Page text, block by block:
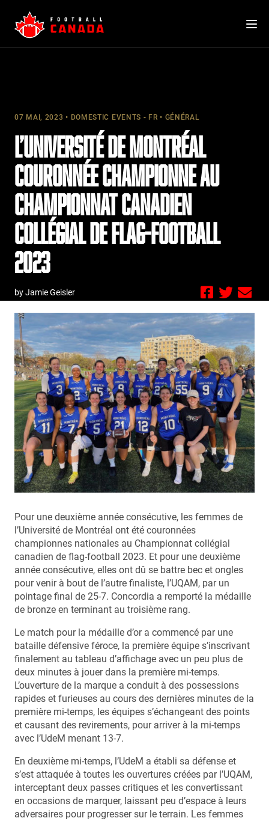
content
07 MAI, 2023 DOMESTIC EVENTS - FR GÉNÉRAL
L’UNIVERSITÉ DE MONTRÉAL
COURONNÉE CHAMPIONNE AU
CHAMPIONNAT CANADIEN
COLLÉGIAL DE FLAG-FOOTBALL
2023
by Jamie Geisler
Pour une deuxième année consécutive, les femmes de
l’Université de Montréal ont été couronnées
championnes nationales au Championnat collégial
canadien de flag-football 2023. Et pour une deuxième
année consécutive, elles ont dû se battre bec et ongles
pour venir à bout de l’autre finaliste, l’UQAM, par un
pointage final de 25-7. Concordia a remporté la médaille
de bronze en terminant au troisième rang.
Le match pour la médaille d’or a commencé par une
bataille défensive féroce, la première équipe s’inscrivant
finalement au tableau d’affichage avec un peu plus de
deux minutes à jouer dans la première mi-temps.
L’ouverture de la marque a conduit à des possessions
rapides et furieuses au cours des dernières minutes de la
première mi-temps, les équipes s’échangeant des points
et causant des revirements, pour arriver à la mi-temps
avec l’UdeM menant 13-7.
En deuxième mi-temps, l’UdeM a établi sa défense et
s’est attaquée à toutes les ouvertures créées par l’UQAM,
interceptant deux passes critiques et les convertissant
en occasions de marquer, laissant peu d’espace à leurs
adversaires pour progresser sur le terrain. Les femmes